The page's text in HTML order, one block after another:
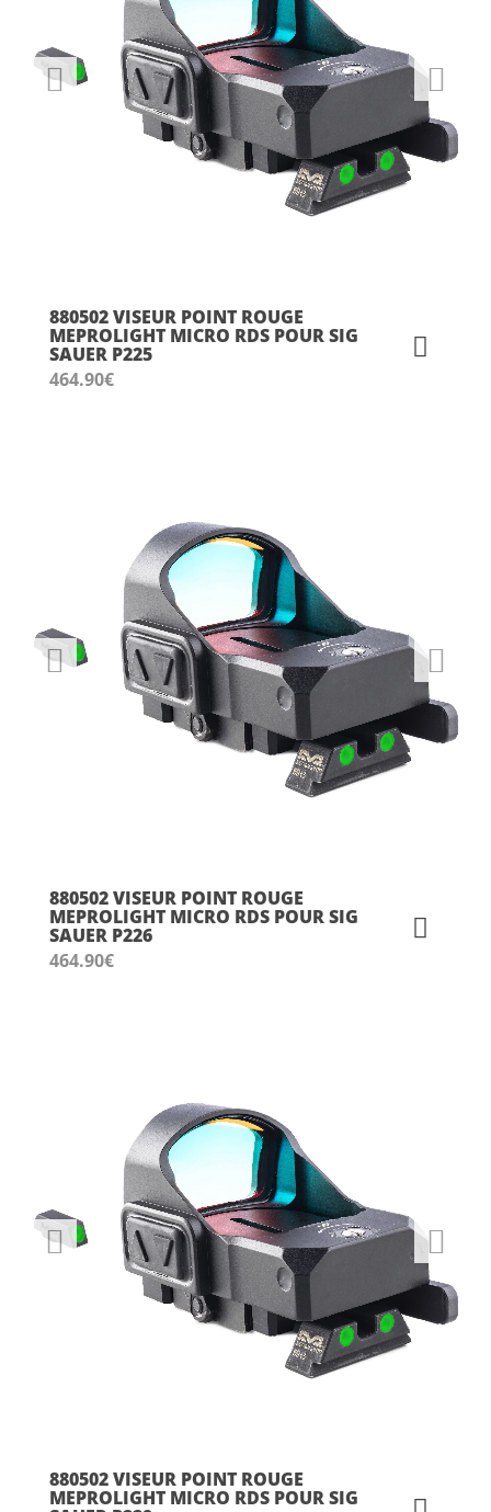
880502 VISEUR POINT ROUGE
MEPROLIGHT MICRO RDS POUR SIG
SAUER P225
464.90€
880502 VISEUR POINT ROUGE
MEPROLIGHT MICRO RDS POUR SIG
SAUER P226
464.90€
880502 VISEUR POINT ROUGE
MEPROLIGHT MICRO RDS POUR SIG